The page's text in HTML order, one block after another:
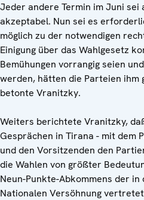
Jeder andere Termin im Juni
akzeptabel. Nun sei es
möglich zu der notwendigen
Einigung über das Wahlgesetz
Bemühungen vorrangig seien
werden, hätten die Parteien ihm
betonte Vranitzky.
Weiters berichtete Vranitzky,
Gesprächen in Tirana - mit dem
und den Vorsitzenden den
die Wahlen von größter
Neun-Punkte-Abkommens der in
Nationalen Versöhnung